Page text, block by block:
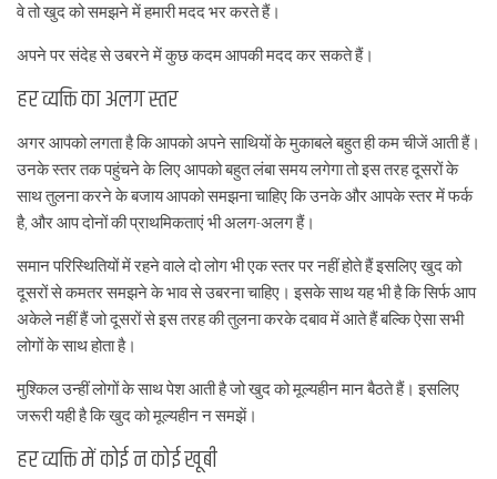
वे तो खुद को समझने में हमारी मदद भर करते हैं।
अपने पर संदेह से उबरने में कुछ कदम आपकी मदद कर सकते हैं।
हर व्यक्ति का अलग स्तर
अगर आपको लगता है कि आपको अपने साथियों के मुकाबले बहुत ही कम चीजें आती हैं।
उनके स्तर तक पहुंचने के लिए आपको बहुत लंबा समय लगेगा तो इस तरह दूसरों के
साथ तुलना करने के बजाय आपको समझना चाहिए कि उनके और आपके स्तर में फर्क
है, और आप दोनों की प्राथमिकताएं भी अलग-अलग हैं।
समान परिस्थितियों में रहने वाले दो लोग भी एक स्तर पर नहीं होते हैं इसलिए खुद को
दूसरों से कमतर समझने के भाव से उबरना चाहिए। इसके साथ यह भी है कि सिर्फ आप
अकेले नहीं हैं जो दूसरों से इस तरह की तुलना करके दबाव में आते हैं बल्कि ऐसा सभी
लोगों के साथ होता है।
मुश्किल उन्हीं लोगों के साथ पेश आती है जो खुद को मूल्यहीन मान बैठते हैं। इसलिए
जरूरी यही है कि खुद को मूल्यहीन न समझें।
हर व्यक्ति में कोई न कोई खूबी